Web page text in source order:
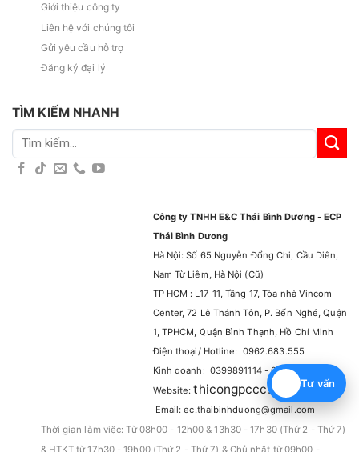
Tư vấn
Giới thiệu công ty
Liên hệ với chúng tôi
Gửi yêu cầu hỗ trợ
Đăng ký đại lý
TÌM KIẾM NHANH
Tìm
kiếm:
Công ty TNHH E&C Thái Bình Dương - ECP
Thái Bình Dương
Hà Nội: Số 65 Nguyễn Đổng Chi, Cầu Diên,
Nam Từ Liêm, Hà Nội (Cũ)
TP HCM : L17-11, Tầng 17, Tòa nhà Vincom
Center, 72 Lê Thánh Tôn, P. Bến Nghé, Quận
1, TPHCM, Quận Bình Thạnh, Hồ Chí Minh
Điện thoại/ Hotline: 0962.683.555
Kinh doanh: 0399891114 - 0965929114
Website:thicongpccc.com.vn –
Email: ec.thaibinhduong@gmail.com
Thời gian làm việc: Từ 08h00 - 12h00 & 13h30 - 17h30 (Thứ 2 - Thứ 7)
& HTKT từ 17h30 - 19h00 (Thứ 2 - Thứ 7) & Chủ nhật từ 09h00 -